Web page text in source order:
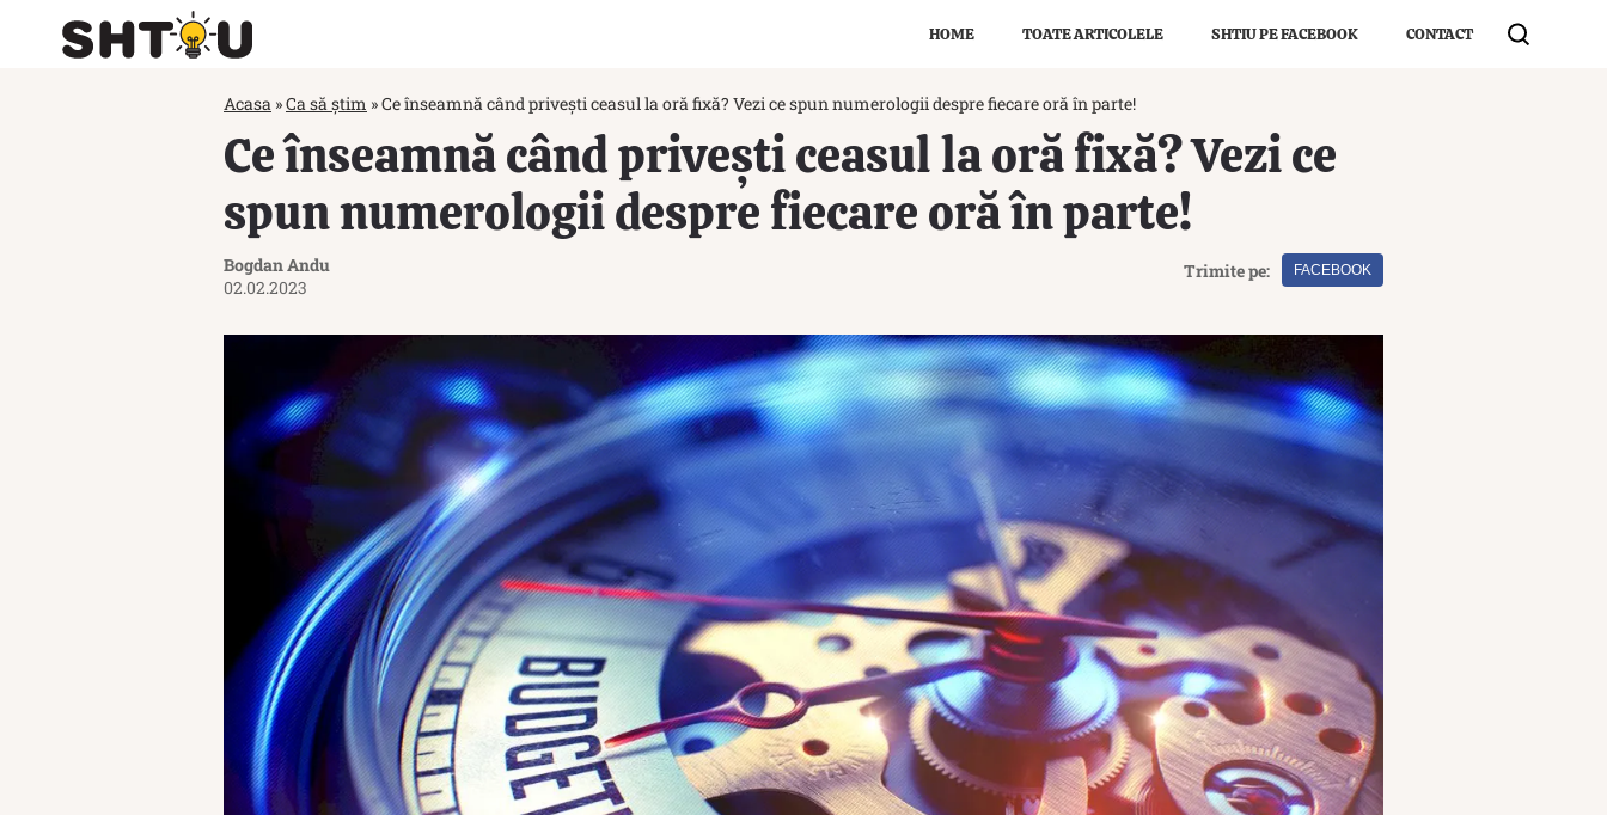
HOME TOATE ARTICOLELE SHTIU PE FACEBOOK CONTACT
Acasa »Ca să știm »Ce înseamnă când privești ceasul la oră fixă? Vezi ce spun numerologii despre fiecare oră în parte!
Ce înseamnă când privești ceasul la oră fixă? Vezi ce
spun numerologii despre fiecare oră în parte!
Bogdan Andu
02.02.2023
Trimite pe: FACEBOOK